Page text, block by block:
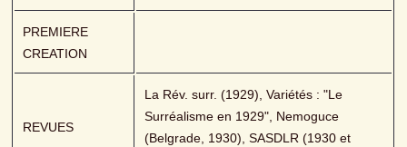
PREMIERE
CREATION
REVUES
La Rév. surr. (1929), Variétés : "Le
Surréalisme en 1929", Nemoguce
(Belgrade, 1930), SASDLR (1930 et